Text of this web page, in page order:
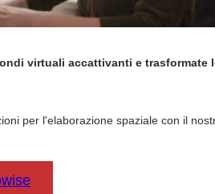
virtuali accattivanti e trasformate
per l'elaborazione spaziale con il